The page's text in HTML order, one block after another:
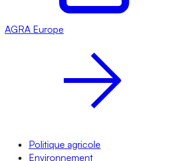
AGRA Europe
Politique agricole
Environnement